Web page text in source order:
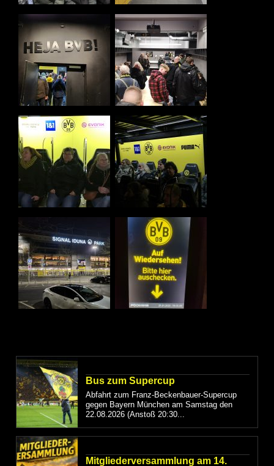
Bus zum Supercup
Abfahrt zum Franz-Beckenbauer-Supercup
gegen Bayern München am Samstag den
22.08.2026 (Anstoß 20:30...
Mitgliederversammlung am 14.